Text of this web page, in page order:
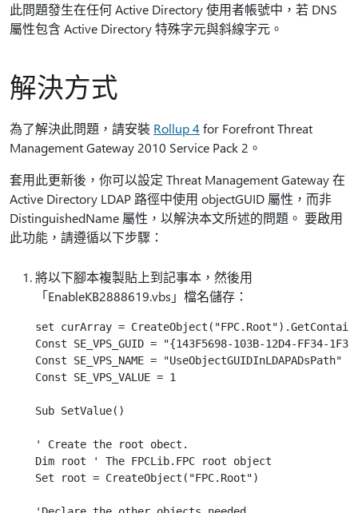
此問題發生在任何 Active Directory 使用者帳號中，若 DNS
屬性包含 Active Directory 特殊字元與斜線字元。
解決方式
為了解決此問題，請安裝 Rollup 4 for Forefront Threat
Management Gateway 2010 Service Pack 2。
套用此更新後，你可以設定 Threat Management Gateway 在
Active Directory LDAP 路徑中使用 objectGUID 屬性，而非
DistinguishedName 屬性，以解決本文所述的問題。 要啟用
此功能，請遵循以下步驟：
將以下腳本複製貼上到記事本，然後用
「EnableKB2888619.vbs」檔名儲存：
set curArray =
Const SE_VPS_GUID = "{143F5698-103B-12D4-FF34-
Const SE_VPS_NAME = "UseObjectGUIDInLDAPADsPath"
Const SE_VPS_VALUE = 1
Sub SetValue()
' Create the root obect.
Dim root ' The FPCLib.FPC root object
Set root = CreateObject("FPC.Root")